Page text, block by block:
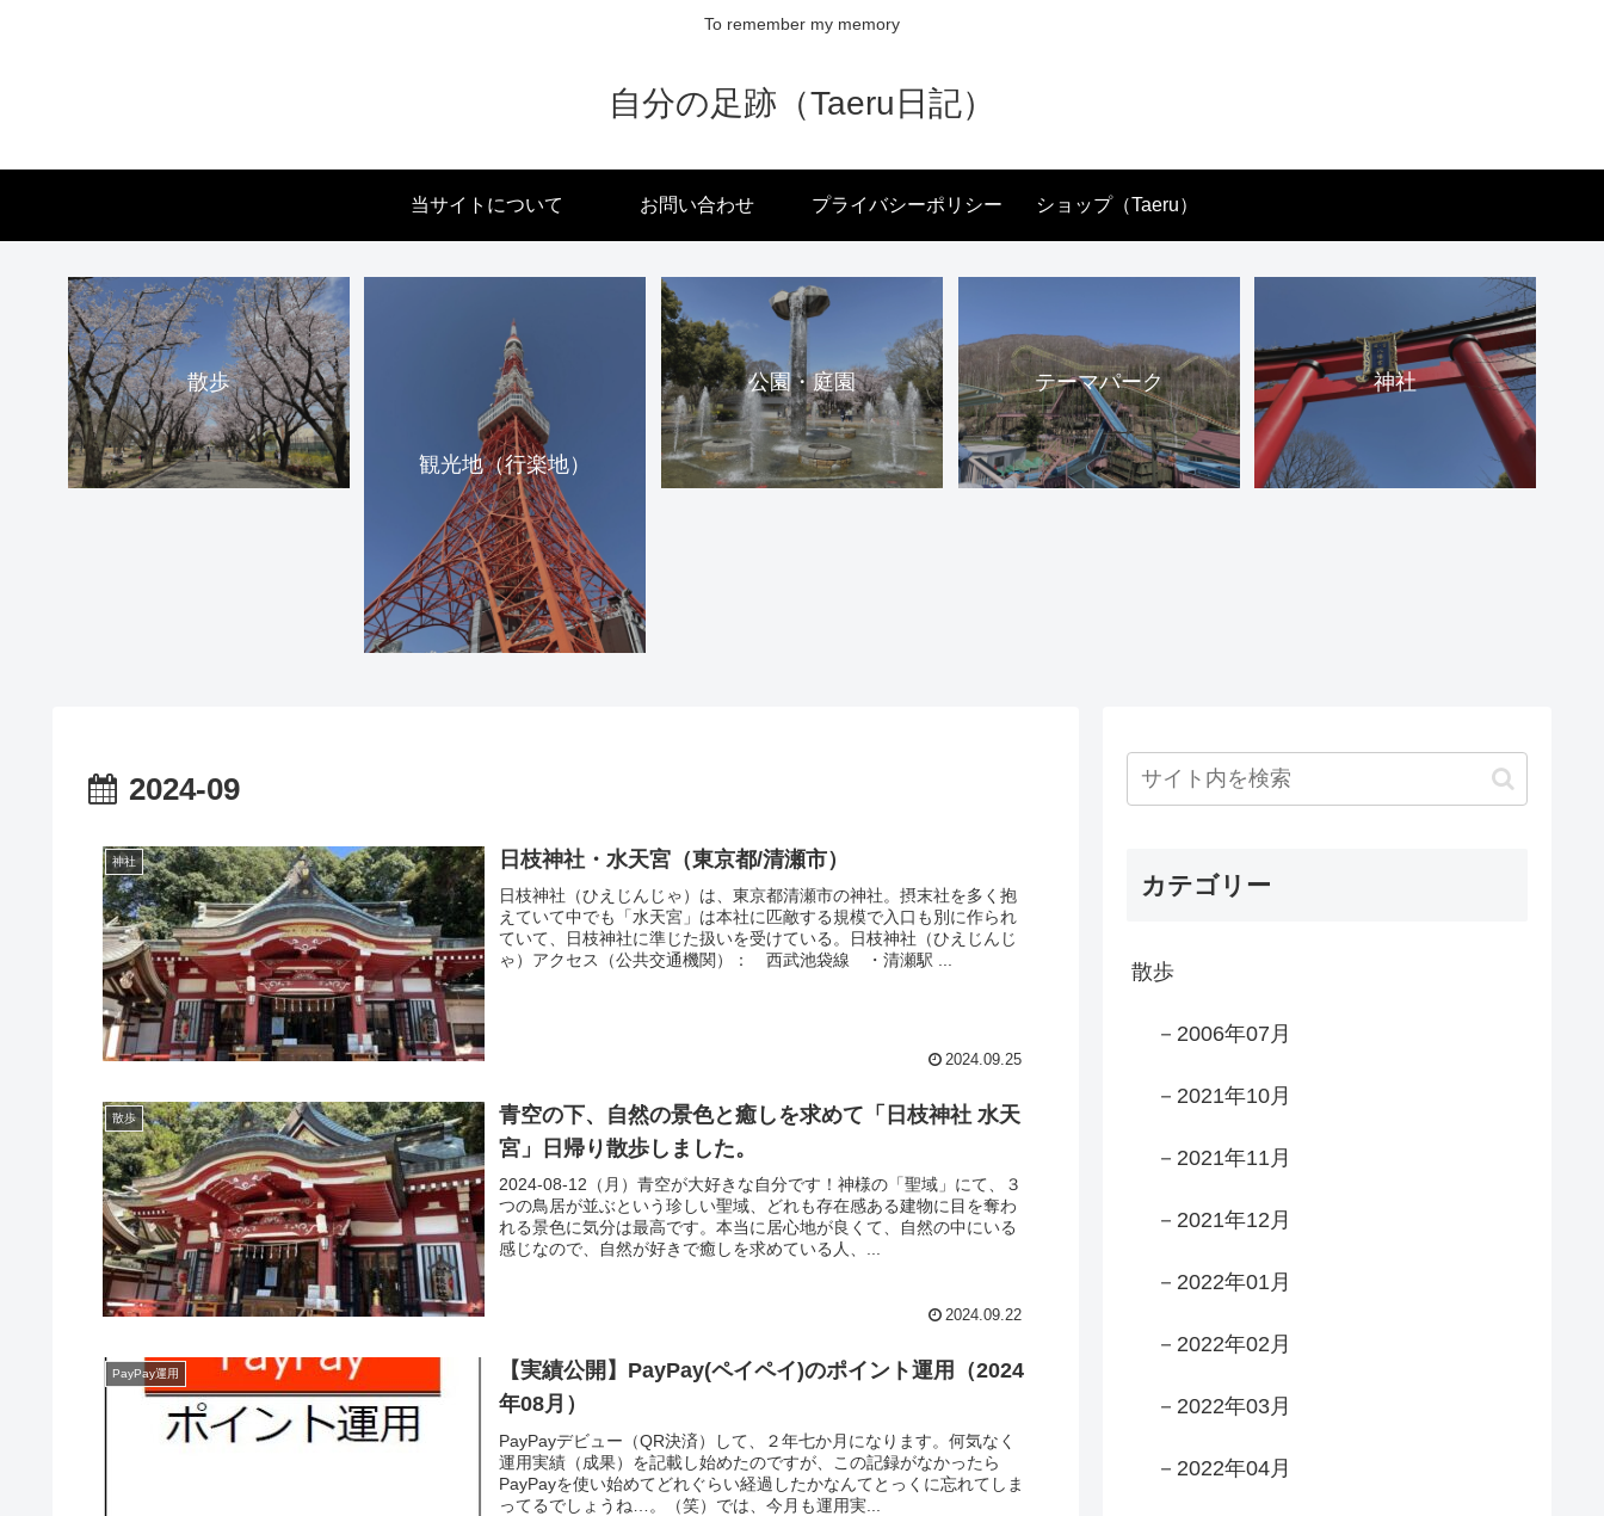
To remember my memory
自分の足跡（Taeru日記）
当サイトについて お問い合わせ プライバシーポリシー ショップ（Taeru）
散歩
観光地（行楽地）
公園・庭園 テーマパーク 神社
2024-09
神社 日枝神社・水天宮（東京都/清瀬市）
日枝神社（ひえじんじゃ）は、東京都清瀬市の神社。摂末社を多く抱
えていて中でも「水天宮」は本社に匹敵する規模で入口も別に作られ
ていて、日枝神社に準じた扱いを受けている。日枝神社（ひえじんじ
ゃ）アクセス（公共交通機関）： 西武池袋線 ・清瀬駅 ...
2024.09.25
散歩
青空の下、自然の景色と癒しを求めて「日枝神社 水天
宮」日帰り散歩しました。
2024-08-12（月）青空が大好きな自分です！神様の「聖域」にて、３
つの鳥居が並ぶという珍しい聖域、どれも存在感ある建物に目を奪わ
れる景色に気分は最高です。本当に居心地が良くて、自然の中にいる
感じなので、自然が好きで癒しを求めている人、...
2024.09.22
PayPay運用
【実績公開】PayPay(ペイペイ)のポイント運用（2024
年08月）
PayPayデビュー（QR決済）して、２年七か月になります。何気なく
運用実績（成果）を記載し始めたのですが、この記録がなかったら
PayPayを使い始めてどれぐらい経過したかなんてとっくに忘れてしま
ってるでしょうね…。（笑）では、今月も運用実...
カテゴリー
散歩
－2006年07月
－2021年10月
－2021年11月
－2021年12月
－2022年01月
－2022年02月
－2022年03月
－2022年04月